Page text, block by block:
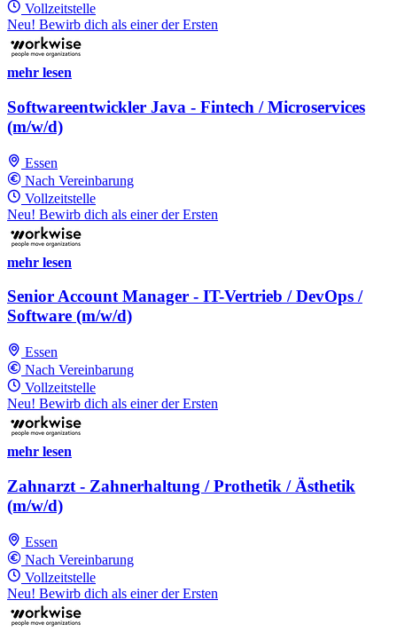
Vollzeitstelle
Neu! Bewirb dich als einer der Ersten
mehr lesen
Softwareentwickler Java - Fintech / Microservices
(m/w/d)
Essen
Nach Vereinbarung
Vollzeitstelle
Neu! Bewirb dich als einer der Ersten
mehr lesen
Senior Account Manager - IT-Vertrieb / DevOps /
Software (m/w/d)
Essen
Nach Vereinbarung
Vollzeitstelle
Neu! Bewirb dich als einer der Ersten
mehr lesen
Zahnarzt - Zahnerhaltung / Prothetik / Ästhetik
(m/w/d)
Essen
Nach Vereinbarung
Vollzeitstelle
Neu! Bewirb dich als einer der Ersten